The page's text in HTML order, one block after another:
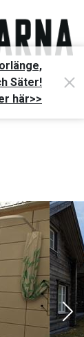
Säter!
här>>